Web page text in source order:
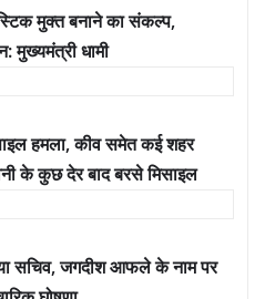
मुक्त बनाने का संकल्प,
मुख्यमंत्री धामी
हमला, कीव समेत कई शहर
के कुछ देर बाद बरसे मिसाइल
सचिव, जगदीश आफले के नाम पर